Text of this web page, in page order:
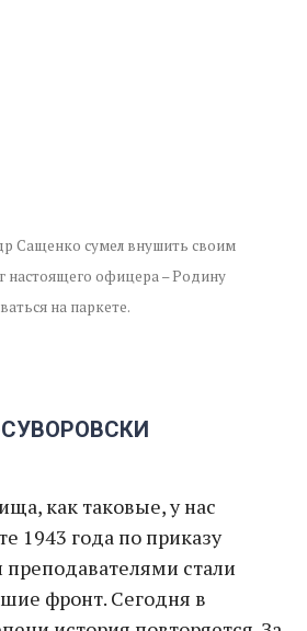
Сащенко сумел внушить своим
настоящего офицера – Родину
на паркете.
как таковые, у нас
1943 года по приказу
стали
фронт. Сегодня в